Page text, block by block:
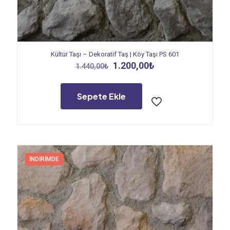
Kültür Taşı – Dekoratif Taş | Köy Taşı PS 601
1.440,00₺ Orijinal
1.440,00₺.
1.200,00₺
1.200,00₺.
Sepete Ekle
İNDIRIMDE